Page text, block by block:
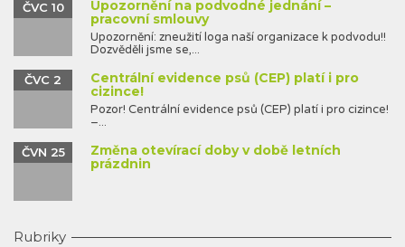
Upozornění na podvodné jednání –
pracovní smlouvy
ČVC 10
Upozornění: zneužití loga naší organizace k podvodu!!
Dozvěděli jsme se,...
Centrální evidence psů (CEP) platí i pro
cizince!
ČVC 2
Pozor! Centrální evidence psů (CEP) platí i pro cizince!
–...
Změna otevírací doby v době letních
prázdnin
ČVN 25
Rubriky